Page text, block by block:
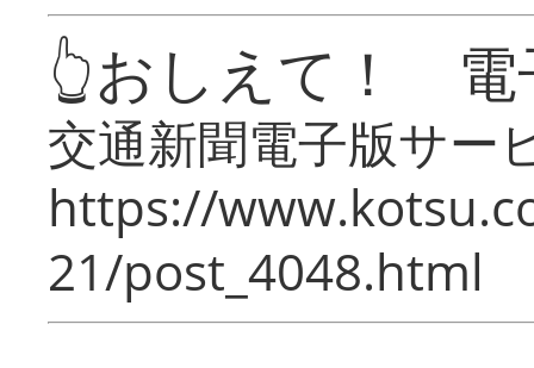
👆おしえて！ 電
交通新聞電子版サー
https://
21/post_4048.html